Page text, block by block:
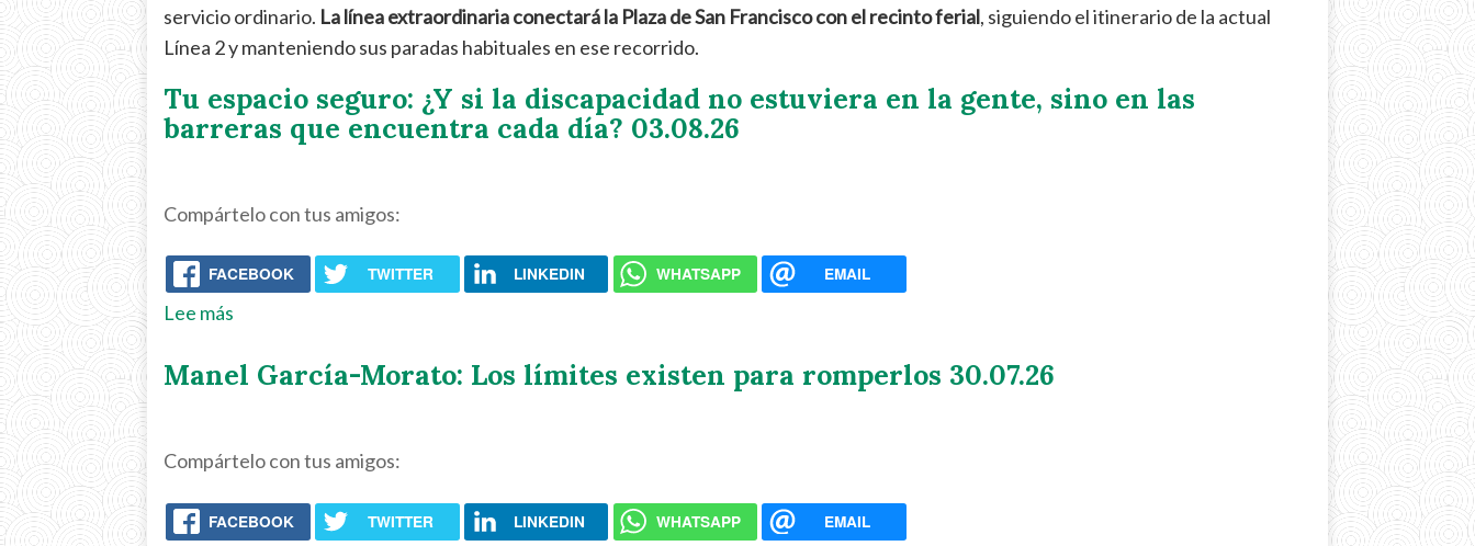
servicio ordinario. La línea extraordinaria conectará la Plaza de San Francisco con el recinto ferial, siguiendo el itinerario de la actual
Línea 2 y manteniendo sus paradas habituales en ese recorrido.
Tu espacio seguro: ¿Y si la discapacidad no estuviera en la gente, sino en las
barreras que encuentra cada día? 03.08.26
Compártelo con tus amigos:
FACEBOOK TWITTER LINKEDIN WHATSAPP EMAIL
Lee más
espacio
si
la
discapacidad
Manel García-Morato: Los límites existen para romperlos 30.07.26
Compártelo con tus amigos:
FACEBOOK TWITTER LINKEDIN WHATSAPP EMAIL